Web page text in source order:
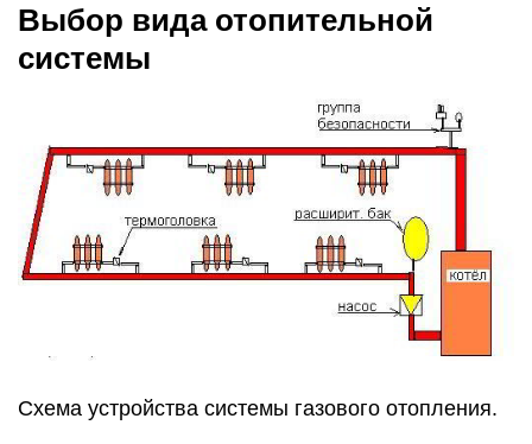
Выбор вида отопительной
системы
Схема устройства системы газового отопления.